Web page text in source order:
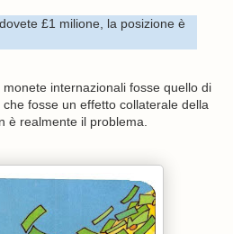
£1 milione, la posizione è
internazionali fosse quello di
fosse un effetto collaterale della
è realmente il problema.